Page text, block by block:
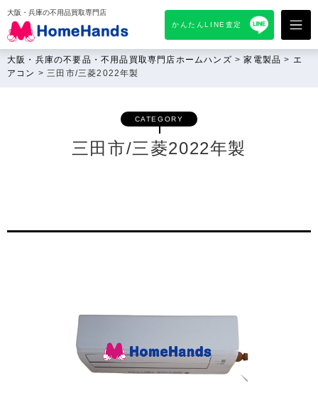
大阪・兵庫の不用品買取専門店
かんたんLINE査定
大阪・兵庫の不要品・不用品買取専門店ホームハンズ >家電製品 > エ
アコン >三田市/三菱2022年製
CATEGORY
三田市/三菱2022年製